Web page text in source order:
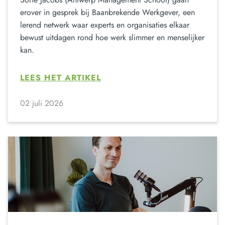
erover in gesprek bij Baanbrekende Werkgever, een
lerend netwerk waar experts en organisaties elkaar
bewust uitdagen rond hoe werk slimmer en menselijker
kan.
LEES HET ARTIKEL
02 juli 2026